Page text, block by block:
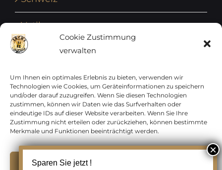
Cookie Zustimmung
verwalten
Um Ihnen ein optimales Erlebnis zu bieten, verwenden wir
Technologien wie Cookies, um Geräteinformationen zu speichern
und/oder darauf zuzugreifen. Wenn Sie diesen Technologien
zustimmen, können wir Daten wie das Surfverhalten oder
eindeutige IDs auf dieser Website verarbeiten. Wenn Sie Ihre
Zustimmung nicht erteilen oder zurückziehen, können bestimmte
Merkmale und Funktionen beeinträchtigt werden.
Vatikan
Vereinte Nationen
Vorphilatelie
Zensurbelege Österreich
Zensurbelege Schweiz
Sparen Sie jetzt !